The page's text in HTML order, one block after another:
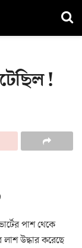
!
পাশ থেকে
উদ্ধার করেছে